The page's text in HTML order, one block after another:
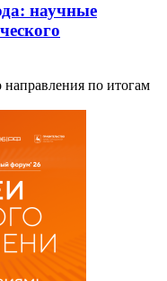
научные
по итогам